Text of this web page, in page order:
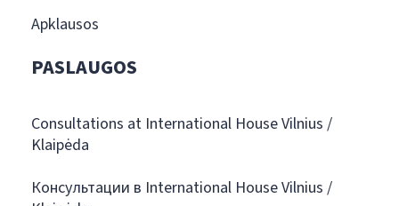
Apklausos
PASLAUGOS
Consultations at International House Vilnius /
Klaipėda
Консультации в International House Vilnius /